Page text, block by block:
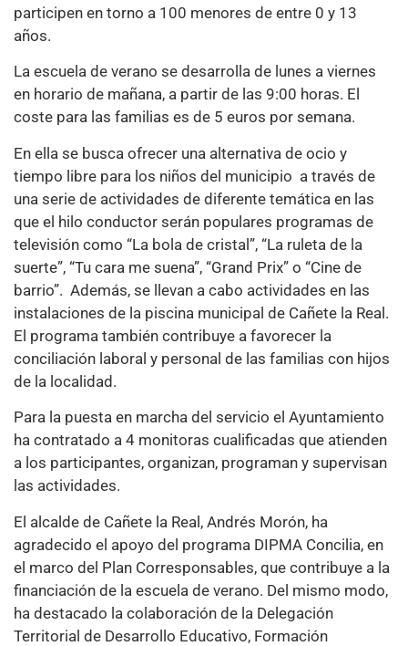
participen en torno a 100 menores de entre 0 y 13
años.
La escuela de verano se desarrolla de lunes a viernes
en horario de mañana, a partir de las 9:00 horas. El
coste para las familias es de 5 euros por semana.
En ella se busca ofrecer una alternativa de ocio y
tiempo libre para los niños del municipio a través de
una serie de actividades de diferente temática en las
que el hilo conductor serán populares programas de
televisión como “La bola de cristal”, “La ruleta de la
suerte”, “Tu cara me suena”, “Grand Prix” o “Cine de
barrio”. Además, se llevan a cabo actividades en las
instalaciones de la piscina municipal de Cañete la Real.
El programa también contribuye a favorecer la
conciliación laboral y personal de las familias con hijos
de la localidad.
Para la puesta en marcha del servicio el Ayuntamiento
ha contratado a 4 monitoras cualificadas que atienden
a los participantes, organizan, programan y supervisan
las actividades.
El alcalde de Cañete la Real, Andrés Morón, ha
agradecido el apoyo del programa DIPMA Concilia, en
el marco del Plan Corresponsables, que contribuye a la
financiación de la escuela de verano. Del mismo modo,
ha destacado la colaboración de la Delegación
Territorial de Desarrollo Educativo, Formación